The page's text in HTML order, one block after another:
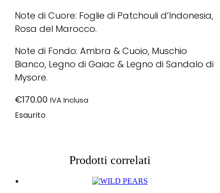
Note di Cuore: Foglie di Patchouli d’Indonesia,
Rosa del Marocco.
Note di Fondo: Ambra & Cuoio, Muschio
Bianco, Legno di Gaiac & Legno di Sandalo di
Mysore.
€170.00 IVA Inclusa
Esaurito
Prodotti correlati